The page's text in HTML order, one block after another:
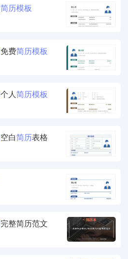
简历模板
免费简历模板
个人 简历模板
空白简历表格
完整简历范文